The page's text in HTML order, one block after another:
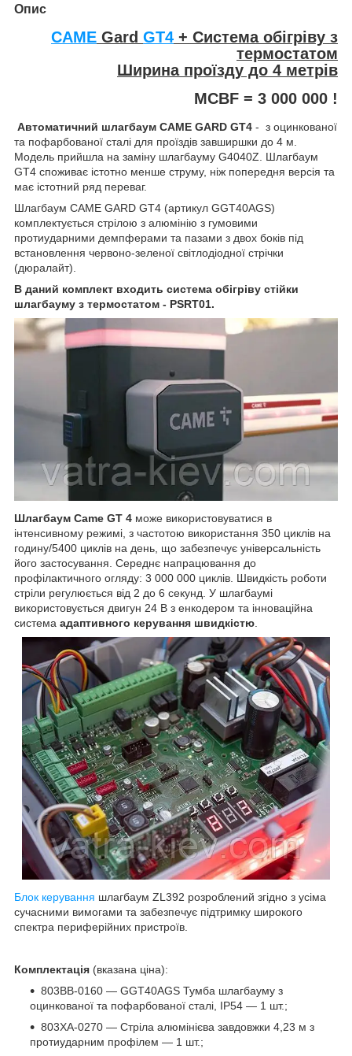
Опис
CAME Gard GT4 + Система обігріву з
термостатом
Ширина проїзду до 4 метрів
MCBF = 3 000 000 !
Автоматичний шлагбаум CAME GARD GT4 - з оцинкованої
та пофарбованої сталі для проїздів завширшки до 4 м.
Модель прийшла на заміну шлагбауму G4040Z. Шлагбаум
GT4 споживає істотно менше струму, ніж попередня версія та
має істотний ряд переваг.
Шлагбаум CAME GARD GT4 (артикул GGT40AGS)
комплектується стрілою з алюмінію з гумовими
протиударними демпферами та пазами з двох боків під
встановлення червоно-зеленої світлодіодної стрічки
(дюралайт).
В даний комплект входить система обігріву стійки
шлагбауму з термостатом - PSRT01.
Шлагбаум Came GT 4 може використовуватися в
інтенсивному режимі, з частотою використання 350 циклів на
годину/5400 циклів на день, що забезпечує універсальність
його застосування. Середнє напрацювання до
профілактичного огляду: 3 000 000 циклів. Швидкість роботи
стріли регулюється від 2 до 6 секунд. У шлагбаумі
використовується двигун 24 В з енкодером та інноваційна
система адаптивного керування швидкістю.
Блок керування шлагбаум ZL392 розроблений згідно з усіма
сучасними вимогами та забезпечує підтримку широкого
спектра периферійних пристроїв.
Комплектація (вказана ціна):
803BB-0160 — GGT40AGS Тумба шлагбауму з
оцинкованої та пофарбованої сталі, IP54 — 1 шт.;
803XA-0270 — Стріла алюмінієва завдовжки 4,23 м з
протиударним профілем — 1 шт.;